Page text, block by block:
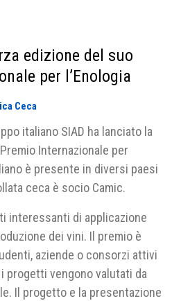
edizione del suo
per l’Enologia
Ceca
italiano SIAD ha lanciato la
Internazionale per
è presente in diversi paesi
ceca è socio Camic.
interessanti di applicazione
dei vini. Il premio è
aziende o consorzi attivi
progetti vengono valutati da
Il progetto e la presentazione